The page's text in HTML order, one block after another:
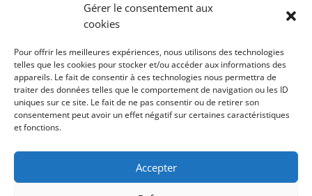
Gérer le consentement aux
cookies
Pour offrir les meilleures expériences, nous utilisons des technologies
telles que les cookies pour stocker et/ou accéder aux informations des
appareils. Le fait de consentir à ces technologies nous permettra de
traiter des données telles que le comportement de navigation ou les ID
uniques sur ce site. Le fait de ne pas consentir ou de retirer son
consentement peut avoir un effet négatif sur certaines caractéristiques
et fonctions.
Accepter
Catégories
Abstracción Bocetos España Francia
Grecia